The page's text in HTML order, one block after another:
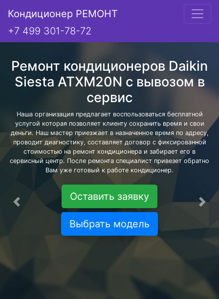
Кондиционер РЕМОНТ
+7 499 301-78-72
Ремонт кондиционеров Daikin
Siesta ATXM20N с вывозом в
сервис
Наша организация предлагает воспользоваться бесплатной
услугой которая позволяет клиенту сохранить время и свои
деньги. Наш мастер приезжает в назначенное время по адресу,
проводит диагностику, составляет договор с фиксированной
стоимостью на ремонт кондиционера и забирает его в
сервисный центр. После ремонта специалист привезет обратно
Вам уже готовый к работе кондиционер.
Оставить заявку
Выбрать модель
Предыдущая